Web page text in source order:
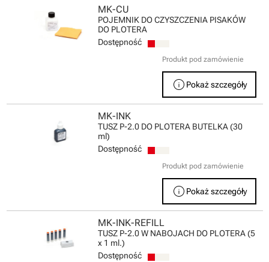
MK-CU
POJEMNIK DO CZYSZCZENIA PISAKÓW
DO PLOTERA
Dostępność
Produkt pod zamówienie
info Pokaż szczegóły
MK-INK
TUSZ P-2.0 DO PLOTERA BUTELKA (30
ml)
Dostępność
Produkt pod zamówienie
info Pokaż szczegóły
MK-INK-REFILL
TUSZ P-2.0 W NABOJACH DO PLOTERA (5
x 1 ml.)
Dostępność